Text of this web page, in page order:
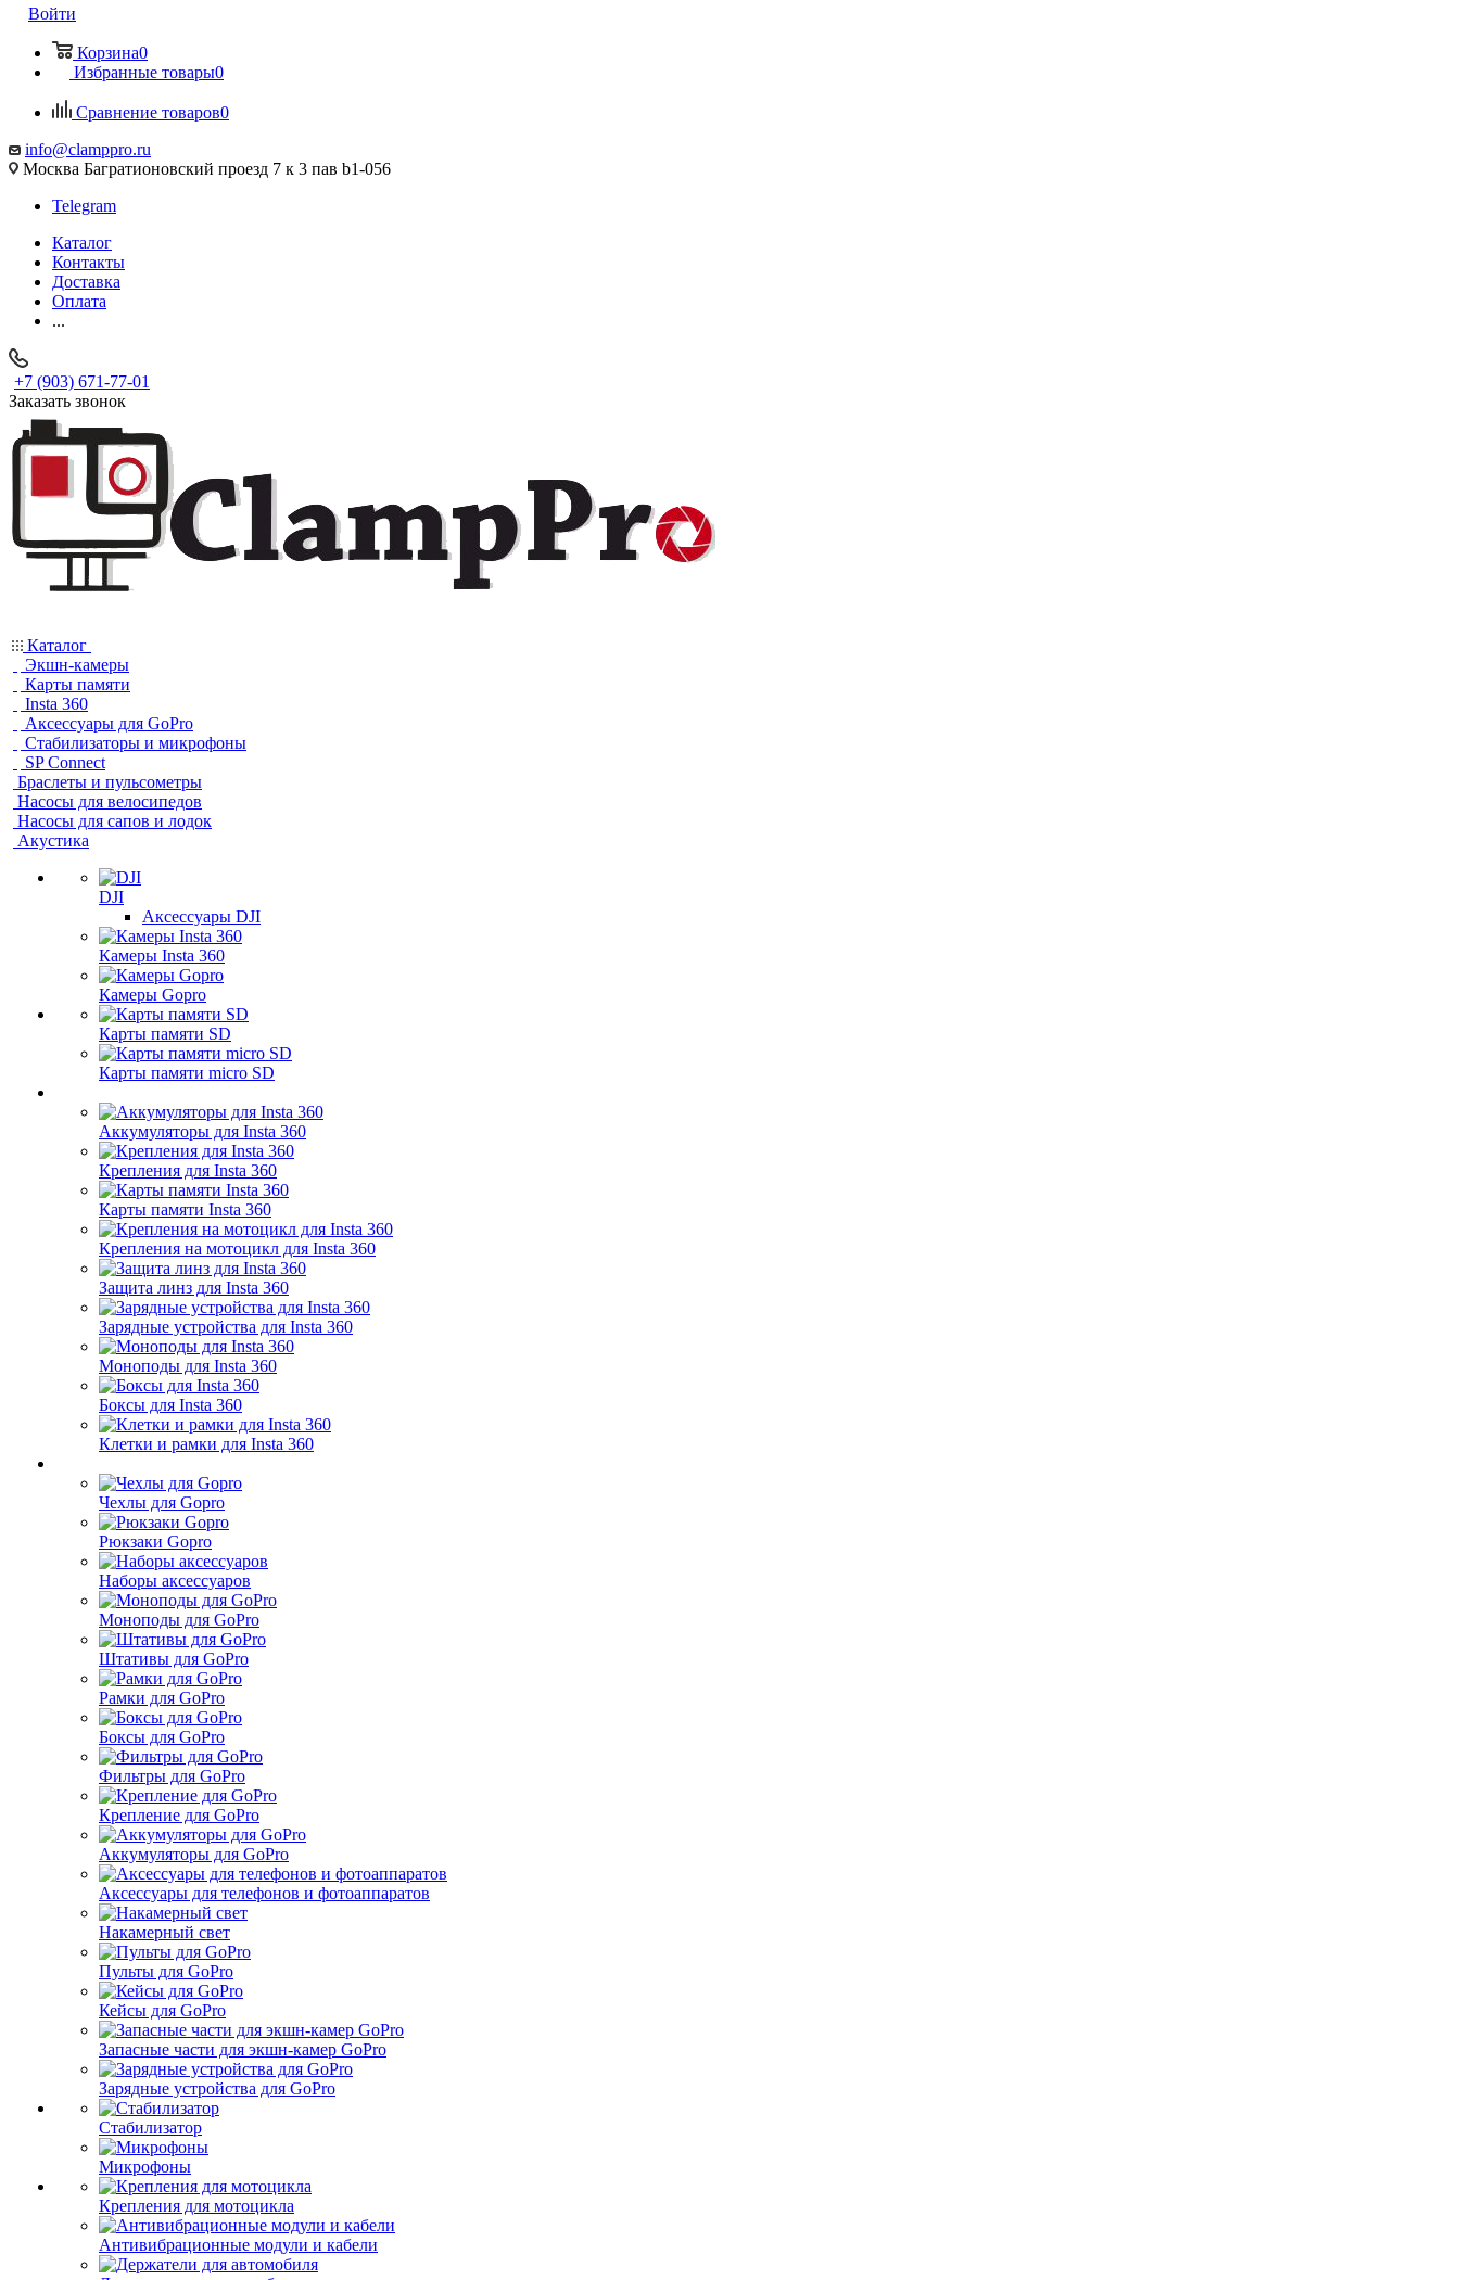
Войти
Корзина0
Избранные товары0
Сравнение товаров0
info@clamppro.ru
Москва Багратионовский проезд 7 к 3 пав b1-056
Telegram
Каталог
Контакты
Доставка
Оплата
...
+7 (903) 671-77-01
Заказать звонок
Каталог
Экшн-камеры
Карты памяти
Insta 360
Аксессуары для GoPro
Стабилизаторы и микрофоны
SP Connect
Браслеты и пульсометры
Насосы для велосипедов
Насосы для сапов и лодок
Акустика
DJI
Аксессуары DJI
Камеры Insta 360
Камеры Gopro
Карты памяти SD
Карты памяти micro SD
Аккумуляторы для Insta 360
Крепления для Insta 360
Карты памяти Insta 360
Крепления на мотоцикл для Insta 360
Защита линз для Insta 360
Зарядные устройства для Insta 360
Моноподы для Insta 360
Боксы для Insta 360
Клетки и рамки для Insta 360
Чехлы для Gopro
Рюкзаки Gopro
Наборы аксессуаров
Моноподы для GoPro
Штативы для GoPro
Рамки для GoPro
Боксы для GoPro
Фильтры для GoPro
Крепление для GoPro
Аккумуляторы для GoPro
Аксессуары для телефонов и фотоаппаратов
Накамерный свет
Пульты для GoPro
Кейсы для GoPro
Запасные части для экшн-камер GoPro
Зарядные устройства для GoPro
Стабилизатор
Микрофоны
Крепления для мотоцикла
Антивибрационные модули и кабели